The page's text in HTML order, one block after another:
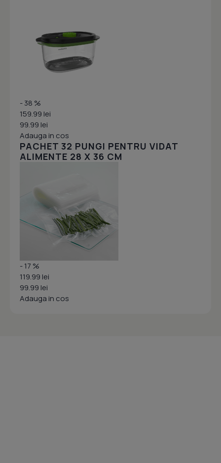
- 38 %
159.99 lei
99.99 lei
Adauga in cos
PACHET 32 PUNGI PENTRU VIDAT
ALIMENTE 28 X 36 CM
- 17 %
119.99 lei
99.99 lei
Adauga in cos